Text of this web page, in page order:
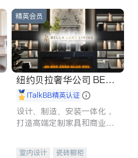
精英会员
纽约贝拉奢华公司 BELL
A LUXE
iTalkBB精英认证
设计、制造、安装一体化，
打造高端定制家具和商业空
室内设计
瓷砖橱柜